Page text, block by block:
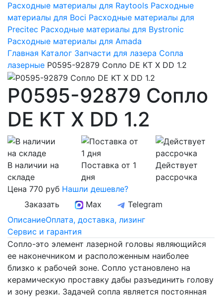
Расходные материалы для Raytools Расходные
материалы для Boci Расходные материалы для
Precitec Расходные материалы для Bystronic
Расходные материалы для Amada
Главная Каталог Запчасти для лазера Сопла
лазерные P0595-92879 Сопло DE KT X DD 1.2
P0595-92879 Сопло
DE KT X DD 1.2
В наличии на
складе
Поставка от 1
дня
Действует
рассрочка
Цена 770 руб Нашли дешевле?
Заказать
Max
Telegram
ОписаниеОплата, доставка, лизинг
Сервис и гарантия
Сопло-это элемент лазерной головы являющийся
ее наконечником и расположенным наиболее
близко к рабочей зоне. Сопло установлено на
керамическую проставку дабы разъединить голову
и зону резки. Задачей сопла является постоянная